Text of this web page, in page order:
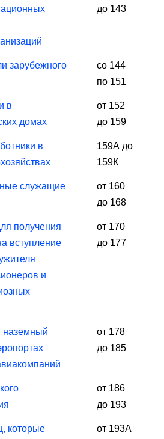
до 143
зарубежного
со 144
по 151
в
домах
от 152
до 159
в
159А до
159К
служащие
от 160
до 168
получения
вступление
и
от 170
до 177
наземный
от 178
до 185
от 186
до 193
которые
от 193А